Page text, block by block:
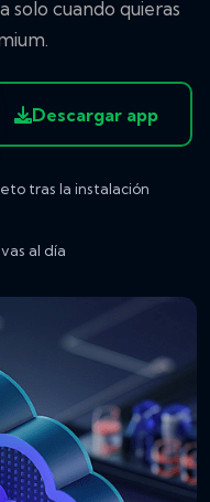
solo cuando quieras
Descargar app
tras la instalación
al día